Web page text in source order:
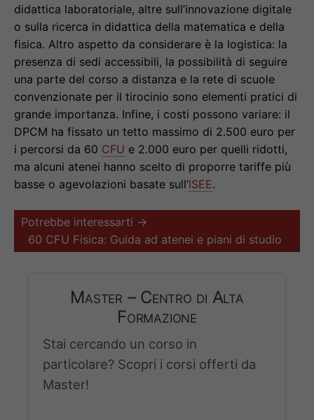
didattica laboratoriale, altre sull’innovazione digitale
o sulla ricerca in didattica della matematica e della
fisica. Altro aspetto da considerare è la logistica: la
presenza di sedi accessibili, la possibilità di seguire
una parte del corso a distanza e la rete di scuole
convenzionate per il tirocinio sono elementi pratici di
grande importanza. Infine, i costi possono variare: il
DPCM ha fissato un tetto massimo di 2.500 euro per
i percorsi da 60 CFU e 2.000 euro per quelli ridotti,
ma alcuni atenei hanno scelto di proporre tariffe più
basse o agevolazioni basate sull’ISEE.
Potrebbe interessarti →
60 CFU Fisica: Guida ad atenei e piani di studio
Master – Centro di Alta
Formazione
Stai cercando un corso in
particolare? Scopri i corsi offerti da
Master!